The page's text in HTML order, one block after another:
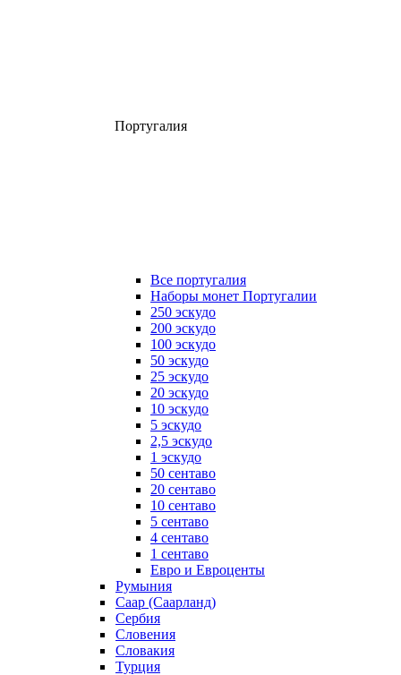
Португалия
Все португалия
Наборы монет Португалии
250 эскудо
200 эскудо
100 эскудо
50 эскудо
25 эскудо
20 эскудо
10 эскудо
5 эскудо
2,5 эскудо
1 эскудо
50 сентаво
20 сентаво
10 сентаво
5 сентаво
4 сентаво
1 сентаво
Евро и Евроценты
Румыния
Саар (Саарланд)
Сербия
Словения
Словакия
Турция